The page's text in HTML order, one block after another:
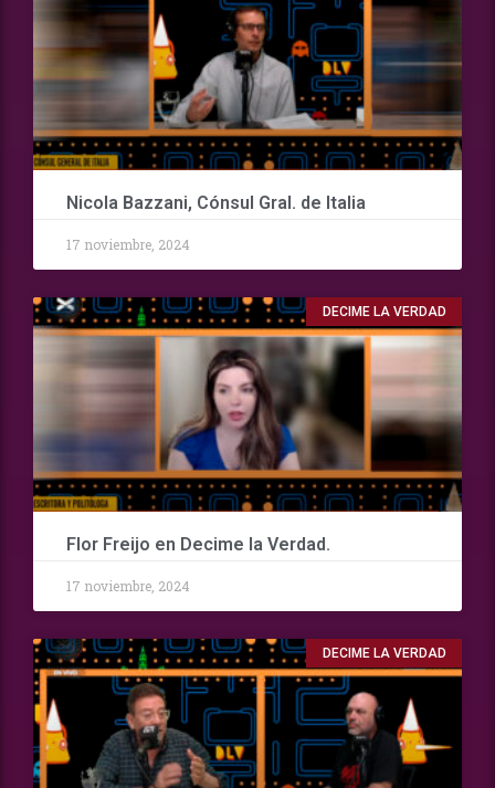
Nicola Bazzani, Cónsul Gral. de Italia
17 noviembre, 2024
DECIME LA VERDAD
Flor Freijo en Decime la Verdad.
17 noviembre, 2024
DECIME LA VERDAD